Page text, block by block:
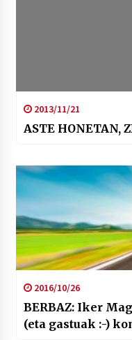
2013/11/21
ASTE HONETAN,
2016/10/26
BERBAZ: Iker
(eta gastuak :-)